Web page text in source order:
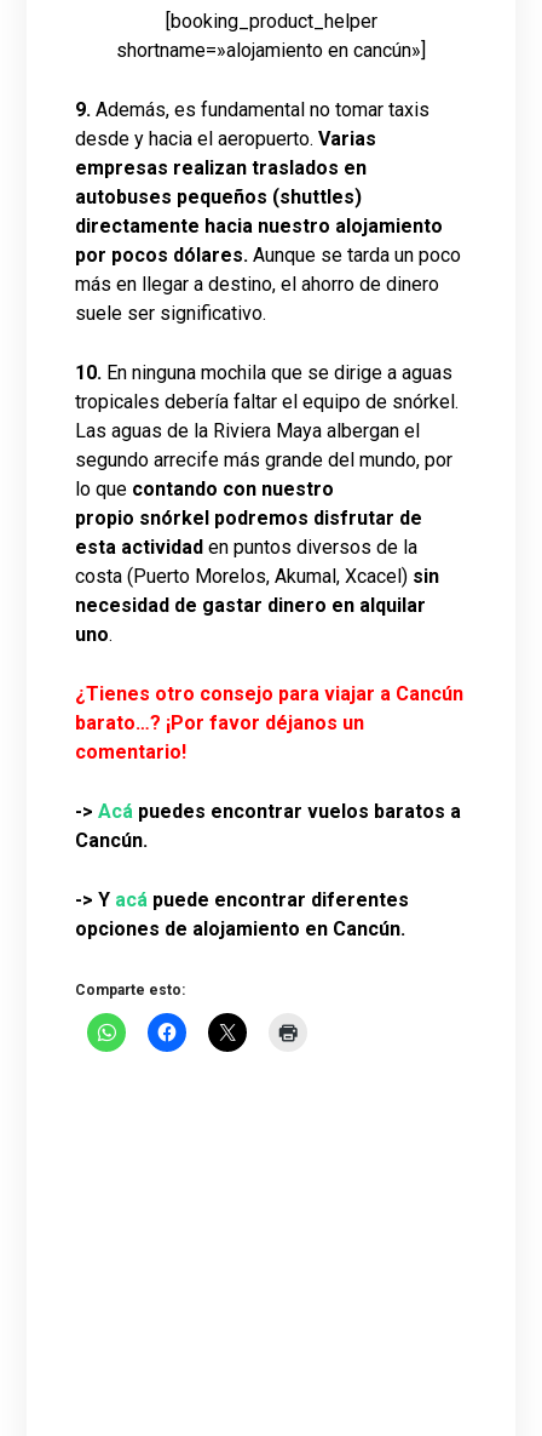
[booking_product_helper
shortname=»alojamiento en cancún»]
9. Además, es fundamental no tomar taxis
desde y hacia el aeropuerto.Varias
empresas realizan traslados en
autobuses pequeños (shuttles)
directamente hacia nuestro alojamiento
por pocos dólares. Aunque se tarda un poco
más en llegar a destino, el ahorro de dinero
suele ser significativo.
10. En ninguna mochila que se dirige a aguas
tropicales debería faltar el equipo de snórkel.
Las aguas de la Riviera Maya albergan el
segundo arrecife más grande del mundo, por
lo que contando con nuestro
propio snórkel podremos disfrutar de
esta actividad en puntos diversos de la
costa (Puerto Morelos, Akumal, Xcacel) sin
necesidad de gastar dinero en alquilar
uno.
¿Tienes otro consejo para viajar a Cancún
barato…? ¡Por favor déjanos un
comentario!
->Acá puedes encontrar vuelos baratos a
Cancún.
-> Y acá puede encontrar diferentes
opciones de alojamiento en Cancún.
Comparte esto: